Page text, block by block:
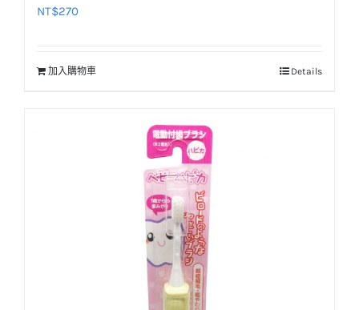
NT$270
加入購物車 Details